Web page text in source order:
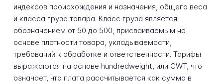
индексов происхождения и назначения, общего веса
и класса груза товара. Класс груза является
обозначением от 50 до 500, присваиваемым на
основе плотности товара, укладываемости,
требований к обработке и ответственности. Тарифы
выражаются на основе hundredweight, или CWT, что
означает, что плата рассчитывается как сумма в